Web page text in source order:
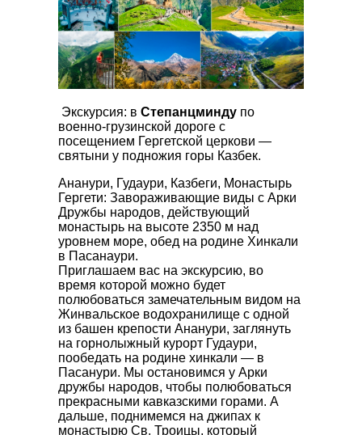
Экскурсия: в Степанцминду по
военно-грузинской дороге с
посещением Гергетской церкови —
святыни у подножия горы Казбек.
Ананури, Гудаури, Казбеги, Монастырь
Гергети: Завораживающие виды с Арки
Дружбы народов, действующий
монастырь на высоте 2350 м над
уровнем море, обед на родине Хинкали
в Пасанаури.
Приглашаем вас на экскурсию, во
время которой можно будет
полюбоваться замечательным видом на
Жинвальское водохранилище с одной
из башен крепости Ананури, заглянуть
на горнолыжный курорт Гудаури,
пообедать на родине хинкали — в
Пасанури. Мы остановимся у Арки
дружбы народов, чтобы полюбоваться
прекрасными кавказскими горами. А
дальше, поднимемся на джипах к
монастырю Св. Троицы, который